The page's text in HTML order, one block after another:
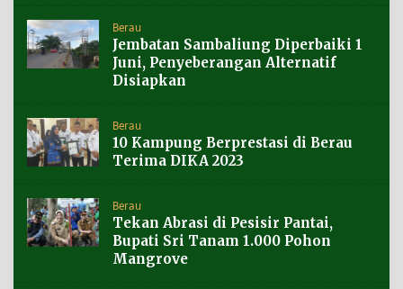
Berau
Jembatan Sambaliung Diperbaiki 1
Juni, Penyeberangan Alternatif
Disiapkan
Berau
10 Kampung Berprestasi di Berau
Terima DIKA 2023
Berau
Tekan Abrasi di Pesisir Pantai,
Bupati Sri Tanam 1.000 Pohon
Mangrove